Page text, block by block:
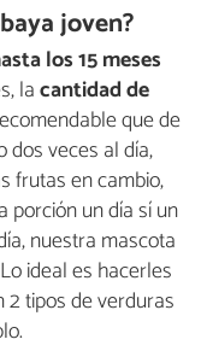
joven?
los 15 meses
lacantidad de
que de
veces al día,
frutas en cambio,
porción un día sí un
nuestra mascota
ideal es hacerles
2 tipos de verduras